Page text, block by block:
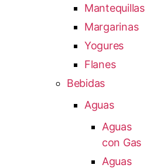
Mantequillas
Margarinas
Yogures
Flanes
Bebidas
Aguas
Aguas
con Gas
Aguas